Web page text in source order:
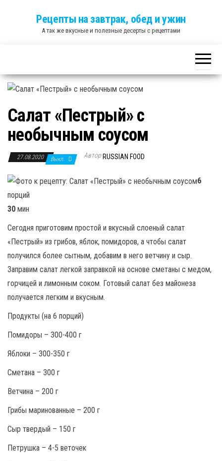
Рецепты на завтрак, обед и ужин
А так же вкусные и полезные десерты с рецептами
Салат «Пестрый» с
необычным соусом
27.08.2020 Выкл. Автор RUSSIAN FOOD
6
порций
30 мин
Сегодня приготовим простой и вкусный слоеный салат
«Пестрый» из грибов, яблок, помидоров, а чтобы салат
получился более сытным, добавим в него ветчину и сыр.
Заправим салат легкой заправкой на основе сметаны с медом,
горчицей и лимонным соком. Готовый салат без майонеза
получается легким и вкусным.
Продукты (на 6 порций)
Помидоры – 300-400 г
Яблоки – 300-350 г
Сметана – 300 г
Ветчина – 200 г
Грибы маринованные – 200 г
Сыр твердый – 150 г
Петрушка – 4-5 веточек